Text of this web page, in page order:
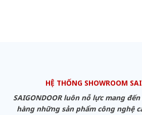
HỆ THỐNG SHOWROOM
SAIGONDOOR luôn nỗ lực mang
hàng những sản phẩm công nghệ